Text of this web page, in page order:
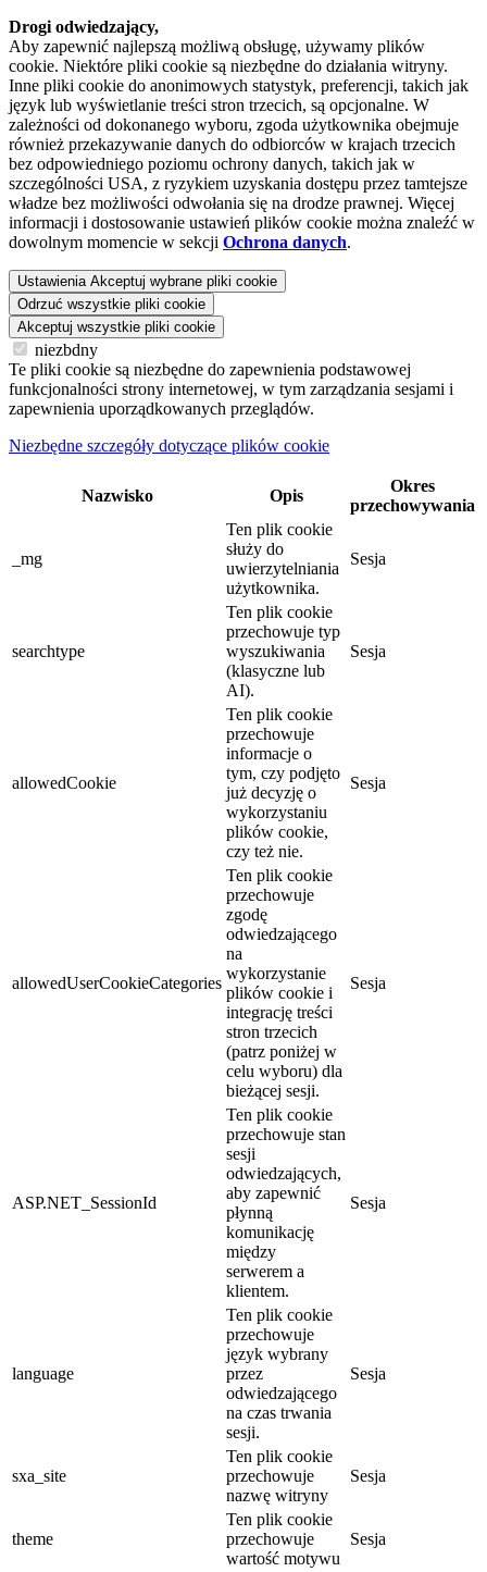
Drogi odwiedzający,
Aby zapewnić najlepszą możliwą obsługę, używamy plików
cookie. Niektóre pliki cookie są niezbędne do działania witryny.
Inne pliki cookie do anonimowych statystyk, preferencji, takich jak
język lub wyświetlanie treści stron trzecich, są opcjonalne. W
zależności od dokonanego wyboru, zgoda użytkownika obejmuje
również przekazywanie danych do odbiorców w krajach trzecich
bez odpowiedniego poziomu ochrony danych, takich jak w
szczególności USA, z ryzykiem uzyskania dostępu przez tamtejsze
władze bez możliwości odwołania się na drodze prawnej. Więcej
informacji i dostosowanie ustawień plików cookie można znaleźć w
dowolnym momencie w sekcji Ochrona danych.
Ustawienia Akceptuj wybrane pliki cookie
Odrzuć wszystkie pliki cookie
Akceptuj wszystkie pliki cookie
niezbdny
Te pliki cookie są niezbędne do zapewnienia podstawowej
funkcjonalności strony internetowej, w tym zarządzania sesjami i
zapewnienia uporządkowanych przeglądów.
Niezbędne szczegóły dotyczące plików cookie
Nazwisko Opis
Okres
przechowywania
_mg
Ten plik cookie
służy do
uwierzytelniania
użytkownika.
Sesja
searchtype
Ten plik cookie
przechowuje typ
wyszukiwania
(klasyczne lub
AI).
Sesja
allowedCookie
Ten plik cookie
przechowuje
informacje o
tym, czy podjęto
już decyzję o
wykorzystaniu
plików cookie,
czy też nie.
Sesja
allowedUserCookieCategories
Ten plik cookie
przechowuje
zgodę
odwiedzającego
na
wykorzystanie
plików cookie i
integrację treści
stron trzecich
(patrz poniżej w
celu wyboru) dla
bieżącej sesji.
Sesja
ASP.NET_SessionId
Ten plik cookie
przechowuje stan
sesji
odwiedzających,
aby zapewnić
płynną
komunikację
między
serwerem a
klientem.
Sesja
language
Ten plik cookie
przechowuje
język wybrany
przez
odwiedzającego
na czas trwania
sesji.
Sesja
sxa_site
Ten plik cookie
przechowuje
nazwę witryny
Sesja
theme
Ten plik cookie
przechowuje
wartość motywu
Sesja